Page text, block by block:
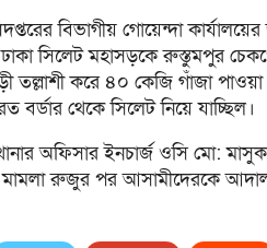
বিভাগীয় গোয়েন্দা
সিলেট মহাসড়কে রুস্তুমপুর
তল্লাশী করে ৪০ কেজি গাঁজা
বর্ডার থেকে সিলেট নিয়ে যাচ্ছিল।
অফিসার ইনচার্জ ওসি মো:
মামলা রুজুর পর আসামীদেরকে